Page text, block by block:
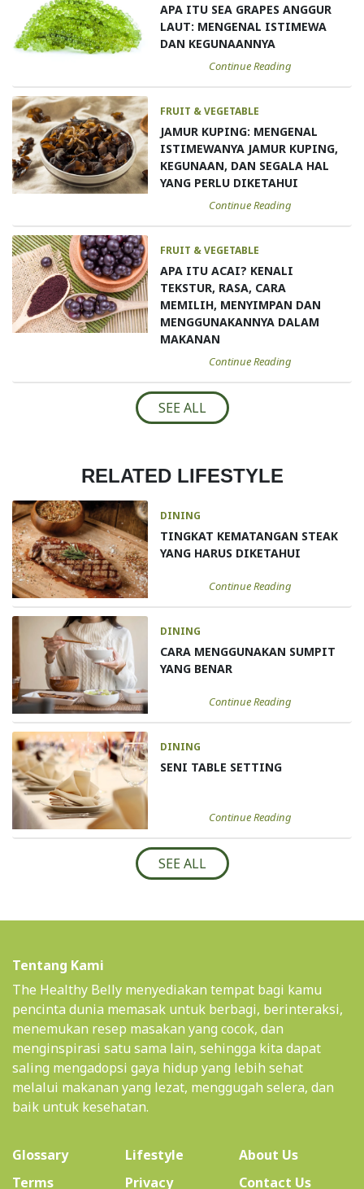
APA ITU SEA GRAPES ANGGUR
LAUT: MENGENAL ISTIMEWA
DAN KEGUNAANNYA
Continue Reading
FRUIT & VEGETABLE
JAMUR KUPING: MENGENAL
ISTIMEWANYA JAMUR KUPING,
KEGUNAAN, DAN SEGALA HAL
YANG PERLU DIKETAHUI
Continue Reading
FRUIT & VEGETABLE
APA ITU ACAI? KENALI
TEKSTUR, RASA, CARA
MEMILIH, MENYIMPAN DAN
MENGGUNAKANNYA DALAM
MAKANAN
Continue Reading
SEE ALL
RELATED LIFESTYLE
DINING
TINGKAT KEMATANGAN STEAK
YANG HARUS DIKETAHUI
Continue Reading
DINING
CARA MENGGUNAKAN SUMPIT
YANG BENAR
Continue Reading
DINING
SENI TABLE SETTING
Continue Reading
SEE ALL
Tentang Kami
The Healthy Belly menyediakan tempat bagi kamu
pencinta dunia memasak untuk berbagi, berinteraksi,
menemukan resep masakan yang cocok, dan
menginspirasi satu sama lain, sehingga kita dapat
saling mengadopsi gaya hidup yang lebih sehat
melalui makanan yang lezat, menggugah selera, dan
baik untuk kesehatan.
Glossary Lifestyle About Us(current)
Terms
Privacy Contact Us